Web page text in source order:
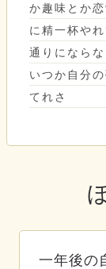
か趣味とか
に精一杯や
通りになら
いつか自分
てれさ
一年後の